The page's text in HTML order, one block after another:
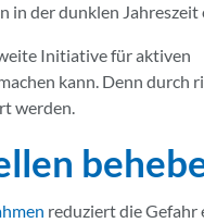
in der dunklen Jahreszeit
Initiative für aktiven
kann. Denn durch
werden.
reduziert die Gefahr